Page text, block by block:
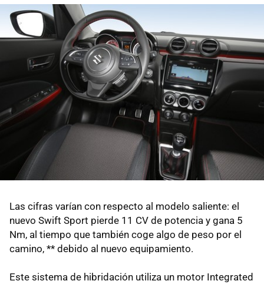
Las cifras varían con respecto al modelo saliente: el
nuevo Swift Sport pierde 11 CV de potencia y gana 5
Nm, al tiempo que también coge algo de peso por el
camino, ** debido al nuevo equipamiento.
Este sistema de hibridación utiliza un motor Integrated